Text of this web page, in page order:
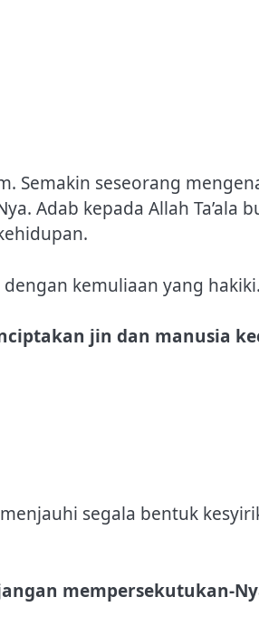
Semakin seseorang
Adab kepada Allah Ta’ala
kemuliaan yang hakiki.
jin dan manusia
segala bentuk
mempersekutukan-